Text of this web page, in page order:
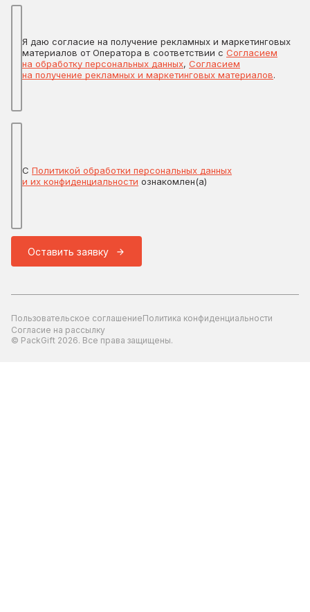
Я даю согласие на получение рекламных и маркетинговых
материалов от Оператора в соответствии с Согласием
на обработку персональных данных, Согласием
на получение рекламных и маркетинговых материалов.
С Политикой обработки персональных данных
и их конфиденциальности ознакомлен(а)
Оставить заявку
Пользовательское соглашениеПолитика конфиденциальности
Согласие на рассылку
© PackGift 2026. Все права защищены.